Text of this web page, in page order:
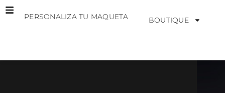
PERSONALIZA TU MAQUETA BOUTIQUE